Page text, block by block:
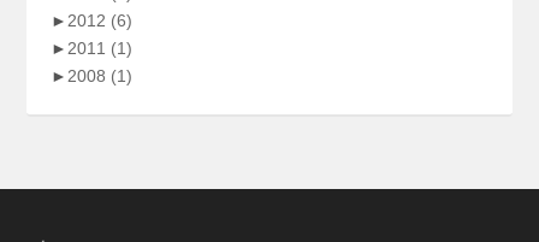
►2012 (6)
►2011 (1)
►2008 (1)